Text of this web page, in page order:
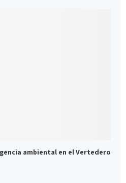
ambiental en el Vertedero